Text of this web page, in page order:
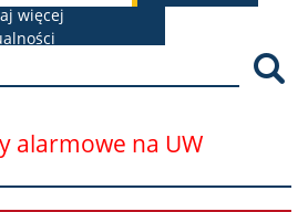
więcej
alarmowe na UW